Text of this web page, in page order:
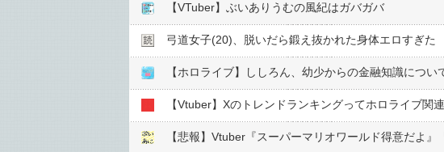
【VTuber】ぶいありうむの風紀はガバガバ
弓道女子(20)、脱いだら鍛え抜かれた身体エロすぎた
【ホロライブ】ししろん、幼少からの金融知識につい
【Vtuber】Xのトレンドランキングってホロライブ関
【悲報】Vtuber『スーパーマリオワールド得意だよ